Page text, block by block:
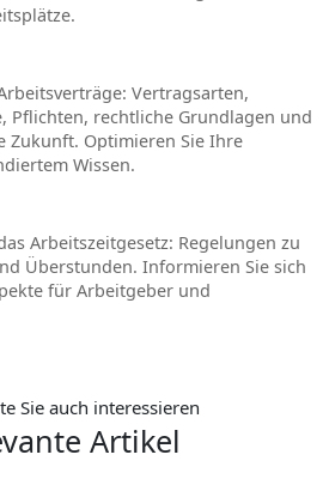
Vertragsarten,
Pflichten, rechtliche Grundlagen und
Zukunft. Optimieren Sie Ihre
Wissen.
Arbeitszeitgesetz: Regelungen zu
Überstunden. Informieren Sie sich
für Arbeitgeber und
Sie auch interessieren
Artikel